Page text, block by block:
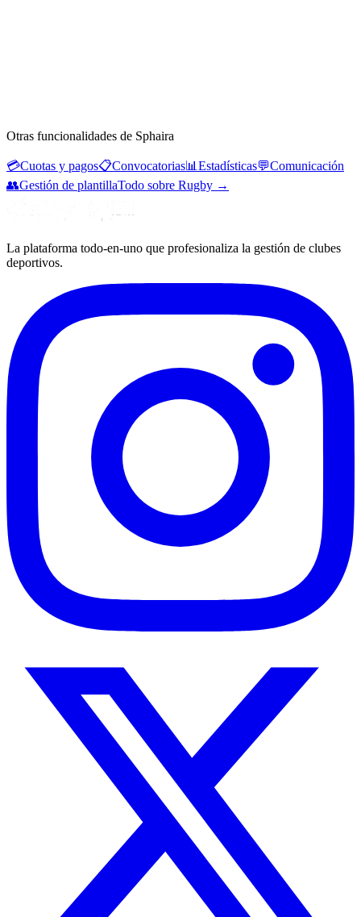
Otras funcionalidades de Sphaira
💳Cuotas y pagos📋Convocatorias📊 Estadísticas💬Comunicación
👥Gestión de plantillaTodo sobre Rugby →
La plataforma todo-en-uno que profesionaliza la gestión de clubes
deportivos.